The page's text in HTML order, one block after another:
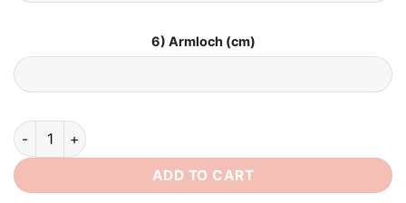
6) Armloch (cm)
Brautkleid Schlicht mit Schleppe quantity
ADD TO CART